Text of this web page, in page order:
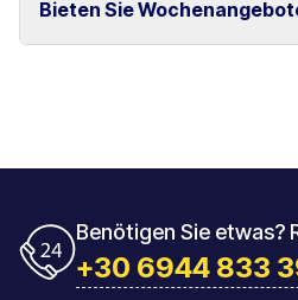
und Rethymno.
Das Fahrzeug muss mit der
Bieten Sie
Benötigen Sie etwas?
+30 6944 833